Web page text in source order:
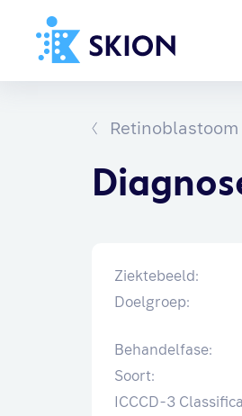
Retinoblastoom
Ziektebeeld:
Doelgroep:
Behandelfase:
Soort:
ICCCD-3
Richtlijnen
Over SKION
SKION-dagen